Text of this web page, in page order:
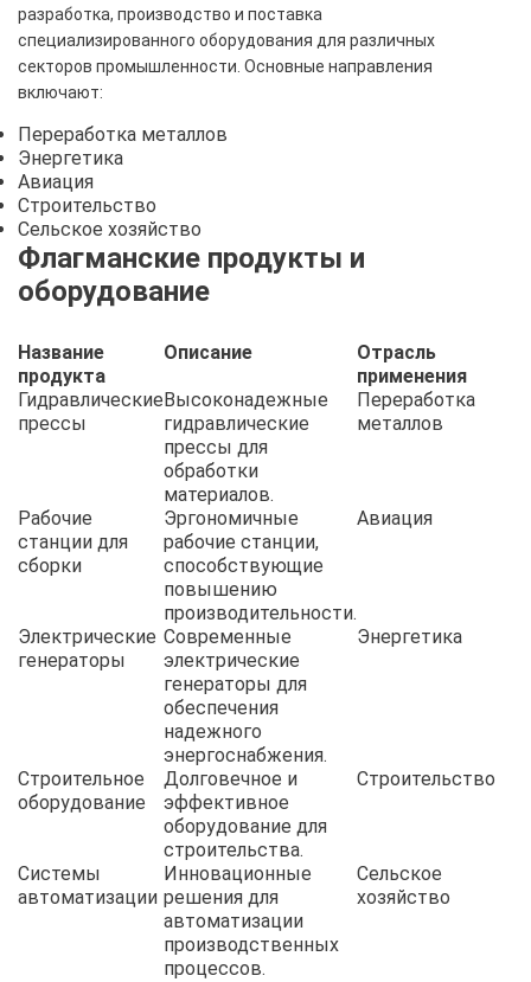
разработка, производство и поставка
специализированного оборудования для различных
секторов промышленности. Основные направления
включают:
Переработка металлов
Энергетика
Авиация
Строительство
Сельское хозяйство
Флагманские продукты и
оборудование
Название
продукта
Описание
Отрасль
применения
Гидравлические
прессы
Высоконадежные
гидравлические
прессы для
обработки
материалов.
Переработка
металлов
Рабочие
станции для
сборки
Эргономичные
рабочие станции,
способствующие
повышению
производительности.
Авиация
Электрические
генераторы
Современные
электрические
генераторы для
обеспечения
надежного
энергоснабжения.
Энергетика
Строительное
оборудование
Долговечное и
эффективное
оборудование для
строительства.
Строительство
Системы
автоматизации
Инновационные
решения для
автоматизации
производственных
процессов.
Сельское
хозяйство